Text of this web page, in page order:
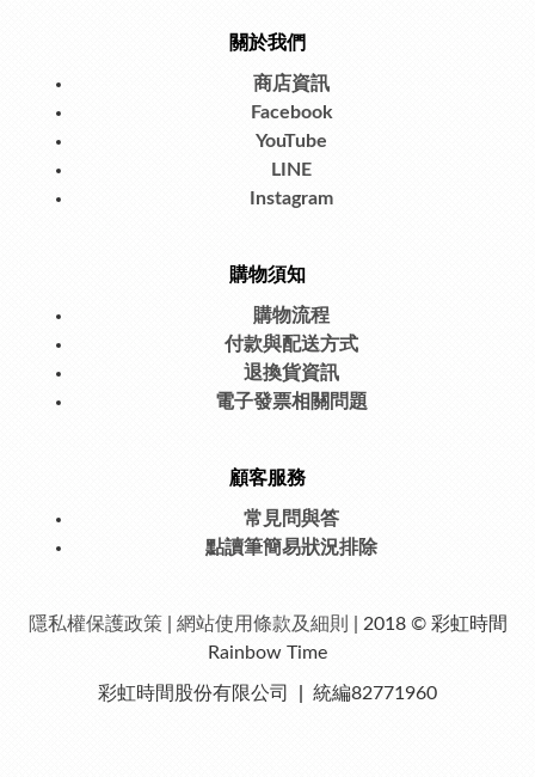
關於我們
商店資訊
Facebook
YouTube
LINE
Instagram
購物須知
購物流程
付款與配送方式
退換貨資訊
電子發票相關問題
顧客服務
常見問與答
點讀筆簡易狀況排除
隱私權保護政策 網站使用條款及細則
| 2018 © 彩虹時間
Rainbow Time
彩虹時間股份有限公司 統編82771960